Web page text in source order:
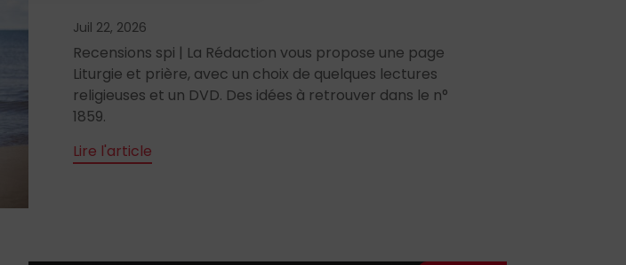
Juil 22, 2026
Recensions spi | La Rédaction vous propose une page
Liturgie et prière, avec un choix de quelques lectures
religieuses et un DVD. Des idées à retrouver dans le n°
1859.
Lire l'article